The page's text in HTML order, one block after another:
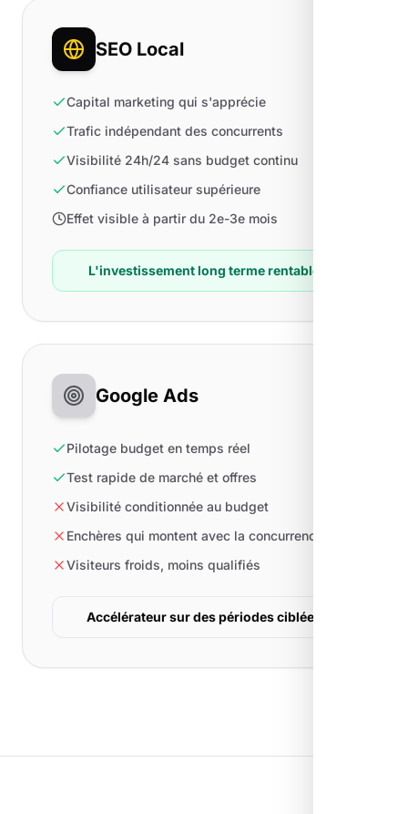
SEO Local
Capital marketing qui s'apprécie
Trafic indépendant des concurrents
Visibilité 24h/24 sans budget continu
Confiance utilisateur supérieure
Effet visible à partir du 2e-3e mois
L'investissement long terme rentable
Google Ads
Pilotage budget en temps réel
Test rapide de marché et offres
Visibilité conditionnée au budget
Enchères qui montent avec la concurrence
Visiteurs froids, moins qualifiés
Accélérateur sur des périodes ciblées